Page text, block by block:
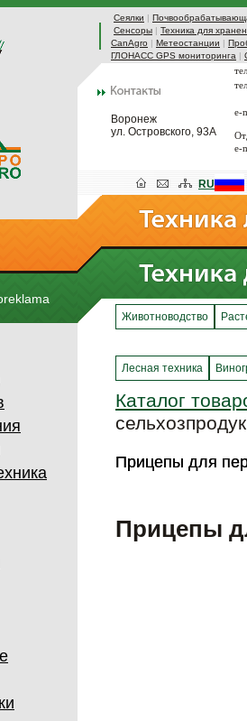
Сеялки |
Сенсоры | Техника для
CanAgro | Метеостанции |
ГЛОНАСС GPS мониторинга |
Воронеж
ул. Островского, 93А
e-
e-
RU
Животноводство
Лесная техника
Каталог
Прицепы для
Прицепы для
Прицепы